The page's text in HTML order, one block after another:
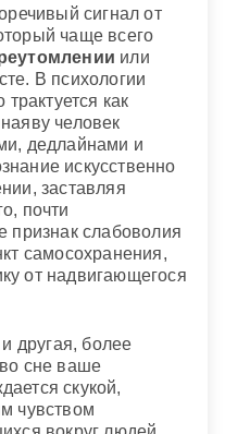
сигнал от
чаще всего
или
В психологии
трактуется как
человек
дедлайнами и
искусственно
заставляя
почти
признак слабоволия
самосохранения,
от надвигающегося
другая, более
сне ваше
скукой,
чувством